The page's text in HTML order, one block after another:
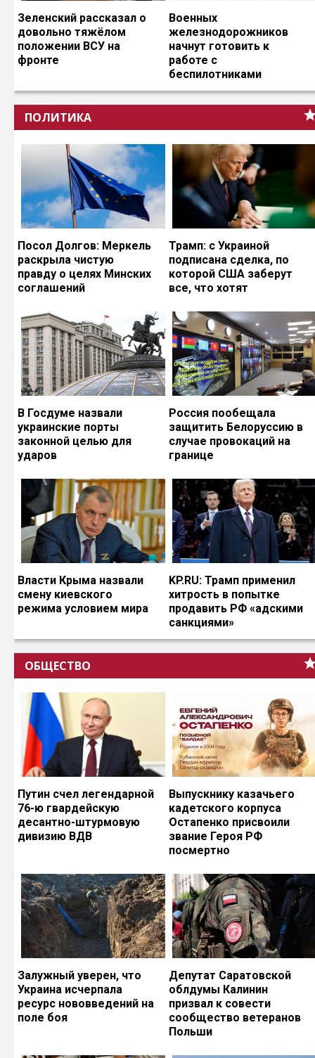
Зеленский рассказал о
довольно тяжёлом
положении ВСУ на
фронте
Военных
железнодорожников
начнут готовить к
работе с
беспилотниками
ПОЛИТИКА
Посол Долгов: Меркель
раскрыла чистую
правду о целях Минских
соглашений
Трамп: с Украиной
подписана сделка, по
которой США заберут
все, что хотят
В Госдуме назвали
украинские порты
законной целью для
ударов
Россия пообещала
защитить Белоруссию в
случае провокаций на
границе
Власти Крыма назвали
смену киевского
режима условием мира
KP.RU: Трамп применил
хитрость в попытке
продавить РФ «адскими
санкциями»
ОБЩЕСТВО
Путин счел легендарной
76-ю гвардейскую
десантно-штурмовую
дивизию ВДВ
Выпускнику казачьего
кадетского корпуса
Остапенко присвоили
звание Героя РФ
посмертно
Залужный уверен, что
Украина исчерпала
ресурс нововведений на
поле боя
Депутат Саратовской
облдумы Калинин
призвал к совести
сообщество ветеранов
Польши